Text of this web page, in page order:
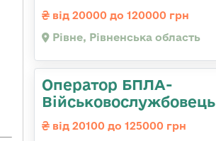
від 20000 до 120000 грн
Рівне, Рівненська область
Оператор БПЛА-
Військовослужбовець
від 20100 до 125000 грн